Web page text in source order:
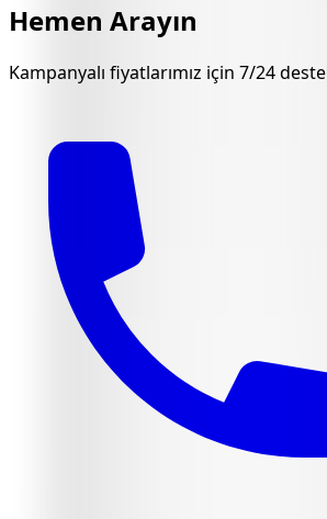
Hemen Arayın
Kampanyalı fiyatlarımız için 7/24